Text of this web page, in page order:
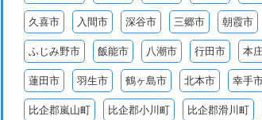
久喜市 入間市 深谷市 三郷市 朝霞市
ふじみ野市 飯能市 八潮市 行田市 本
蓮田市 羽生市 鶴ヶ島市 北本市 幸手
比企郡嵐山町 比企郡小川町 比企郡滑川町